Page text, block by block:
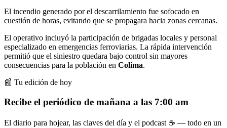
El incendio generado por el descarrilamiento fue sofocado en
cuestión de horas, evitando que se propagara hacia zonas cercanas.
El operativo incluyó la participación de brigadas locales y personal
especializado en emergencias ferroviarias. La rápida intervención
permitió que el siniestro quedara bajo control sin mayores
consecuencias para la población en Colima.
📰 Tu edición de hoy
Recibe el periódico de mañana a las 7:00 am
El diario para hojear, las claves del día y el podcast ☕ — todo en un